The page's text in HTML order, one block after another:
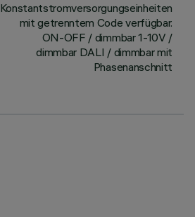
Konstantstromversorgungseinheiten
mit getrenntem Code verfügbar.
ON-OFF / dimmbar 1-10V /
dimmbar DALI / dimmbar mit
Phasenanschnitt